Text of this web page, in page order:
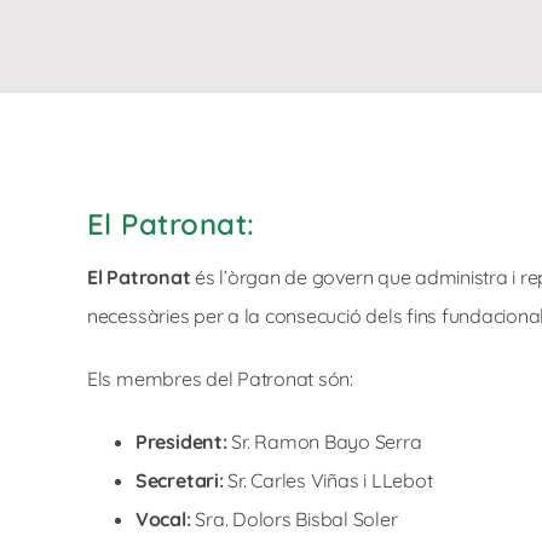
El Patronat:
El Patronat és l’òrgan de govern que administra i
necessàries per a la consecució dels fins
Els membres del Patronat són:
President:Sr. Ramon Bayo Serra
Secretari:Sr. Carles Viñas i LLebot
Vocal:Sra. Dolors Bisbal Soler